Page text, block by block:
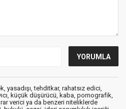
yasadışı, tehditkar, rahatsız edici,
küçük düşürücü, kaba, pornografik,
verici ya da benzeri niteliklerde